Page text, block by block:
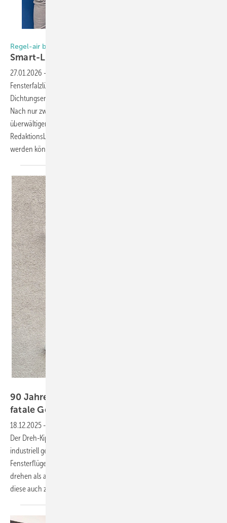
Regel-air blickt positiv nach vorn
Smart-Lüfter als
27.01.2026 -
Fensterfalzlüfter-Markt aufgemischt. Statt mühsamer
Dichtungsentfernung ermöglicht dieser automatisierte Fräsprozesse.
Nach nur zwei Monaten am Markt zeigt sich: Die Resonanz ist
überwältigend. Geschäftsführer Thomas Verhoeven erklärt beim
Redaktionsbesuch, warum 2026 das Jahr der großen Expansion
werden könnte.
90 Jahre DK-Fenster: Geniale Erfindung –
fataleGewohnheit
18.12.2025 -
Der Dreh-Kipp-Beschlag. Wilhelm Frank erfand 1935 den ersten
industriell gefertigten „Roto N“. Damit war es erstmals möglich, einen
Fensterflügel mit einem einzigen Beschlag über einen Griff sowohl zu
drehen als auch zu kippen. Was an der Erfindung genial ist und warum
diese auch zu Schimmelproblemen führen